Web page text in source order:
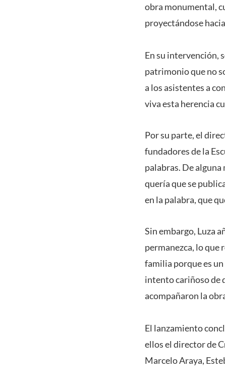
obra monumental,
proyectándose
En su intervención,
patrimonio que no
a los asistentes a
viva esta herencia
Por su parte, el
fundadores de la
palabras. De
quería que se
en la palabra, que
Sin embargo, Luza
permanezca, lo que
familia porque es un
intento cariñoso de
acompañaron la
El lanzamiento
ellos el director de
Marcelo Araya,